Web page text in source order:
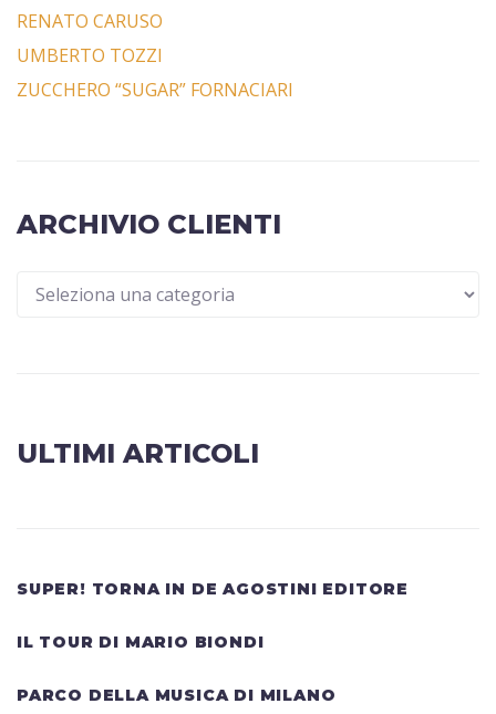
RENATO CARUSO
UMBERTO TOZZI
ZUCCHERO “SUGAR” FORNACIARI
ARCHIVIO CLIENTI
ULTIMI ARTICOLI
SUPER! TORNA IN DE AGOSTINI EDITORE
IL TOUR DI MARIO BIONDI
PARCO DELLA MUSICA DI MILANO